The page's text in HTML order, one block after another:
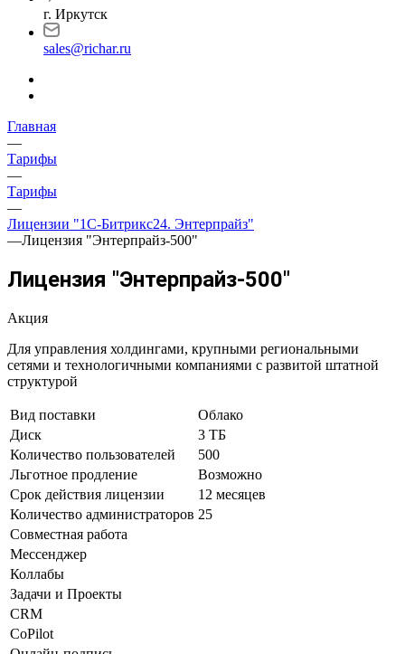
г. Иркутск
sales@richar.ru
Главная
—
Тарифы
—
Тарифы
—
Лицензии "1С-Битрикс24. Энтерпрайз"
—Лицензия "Энтерпрайз-500"
Лицензия "Энтерпрайз-500"
Акция
Для управления холдингами, крупными региональными
сетями и технологичными компаниями с развитой штатной
структурой
Вид поставки
Облако
Диск
3 ТБ
Количество пользователей
500
Льготное продление
Возможно
Срок действия лицензии
12 месяцев
Количество администраторов 25
Совместная работа
Мессенджер
Коллабы
Задачи и Проекты
CRM
CoPilot